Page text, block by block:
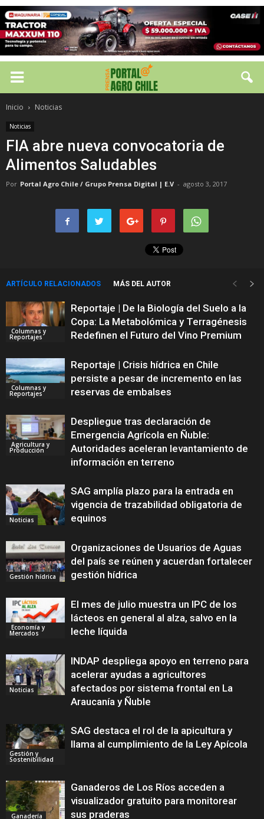
Inicio Noticias
Noticias
FIA abre nueva convocatoria de
Alimentos Saludables
Por Portal Agro Chile / Grupo Prensa Digital | E.V - agosto 3, 2017
ARTÍCULO RELACIONADOS MÁS DEL AUTOR
Columnas y
Reportajes
Reportaje | De la Biología del Suelo a la
Copa: La Metabolómica y Terragénesis
Redefinen el Futuro del Vino Premium
Columnas y
Reportajes
Reportaje | Crisis hídrica en Chile
persiste a pesar de incremento en las
reservas de embalses
Agricultura y
Producción
Despliegue tras declaración de
Emergencia Agrícola en Ñuble:
Autoridades aceleran levantamiento de
información en terreno
Noticias
SAG amplía plazo para la entrada en
vigencia de trazabilidad obligatoria de
equinos
Gestión hídrica
Organizaciones de Usuarios de Aguas
del país se reúnen y acuerdan fortalecer
gestión hídrica
Economía y
Mercados
El mes de julio muestra un IPC de los
lácteos en general al alza, salvo en la
leche líquida
Noticias
INDAP despliega apoyo en terreno para
acelerar ayudas a agricultores
afectados por sistema frontal en La
Araucanía y Ñuble
Gestión y
Sostenibilidad
SAG destaca el rol de la apicultura y
llama al cumplimiento de la Ley Apícola
Ganadería
Ganaderos de Los Ríos acceden a
visualizador gratuito para monitorear
sus praderas